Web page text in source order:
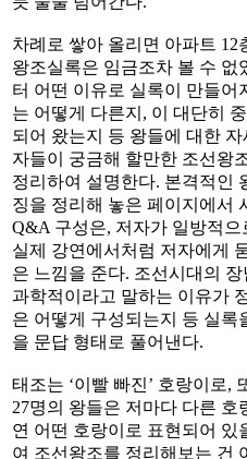
차례로 쌓아 올리면 아파트 12
왕조실록은 임금조차 볼 수 없
터 어떤 이유로 실록이 만들어
는 어떻게 다른지, 이 대단히
되어 왔는지 등 왕들에 대한
자들이 궁금해 할만한 조선왕
정리하여 설명한다. 본격적인
징을 정리해 놓은 페이지에서
Q&A 구성은, 저자가 일방적
실제 강연에서처럼 저자에게
은 느낌을 준다. 조선시대의
과학적이라고 말하는 이유가
은 어떻게 구성되는지 등 실록
을 문답 형태로 풀어낸다.
태조는 ‘이빨 빠진’ 호랑이로,
27명의 왕들은 저마다 다른
연 어떤 호랑이로 표현되어 있
여 조선왕조를 정리해보는 건